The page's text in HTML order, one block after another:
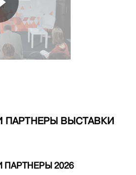
ПАРТНЕРЫ ВЫСТАВКИ
ПАРТНЕРЫ 2026